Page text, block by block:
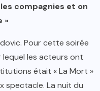
compagnies et on
»
Pour cette soirée
lequel les acteurs ont
était « La Mort »
spectacle. La nuit du